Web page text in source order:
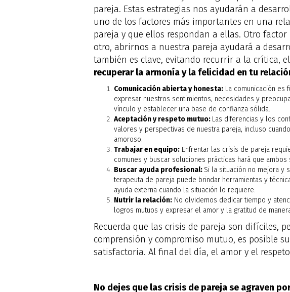
pareja. Estas estrategias nos ayudarán a
uno de los factores más importantes en una
pareja y que ellos respondan a ellas. Otro
otro, abrirnos a nuestra pareja ayudará a
también es clave, evitando recurrir a la crítica,
recuperar la armonía y la felicidad en tu
Comunicación abierta y honesta:La comunicación es
expresar nuestros sentimientos, necesidades y
vínculo y establecer una base de confianza sólida.
Aceptación y respeto mutuo: Las diferencias y los
valores y perspectivas de nuestra pareja, incluso
amoroso.
Trabajar en equipo:Enfrentar las crisis de pareja
comunes y buscar soluciones prácticas hará que
Buscar ayuda profesional: Si la situación no mejora y
terapeuta de pareja puede brindar herramientas y
ayuda externa cuando la situación lo requiere.
Nutrir la relación:No olvidemos dedicar tiempo y
logros mutuos y expresar el amor y la gratitud de
Recuerda que las crisis de pareja son difíciles,
comprensión y compromiso mutuo, es posible
satisfactoria. Al final del día, el amor y el
No dejes que las crisis de pareja se agraven